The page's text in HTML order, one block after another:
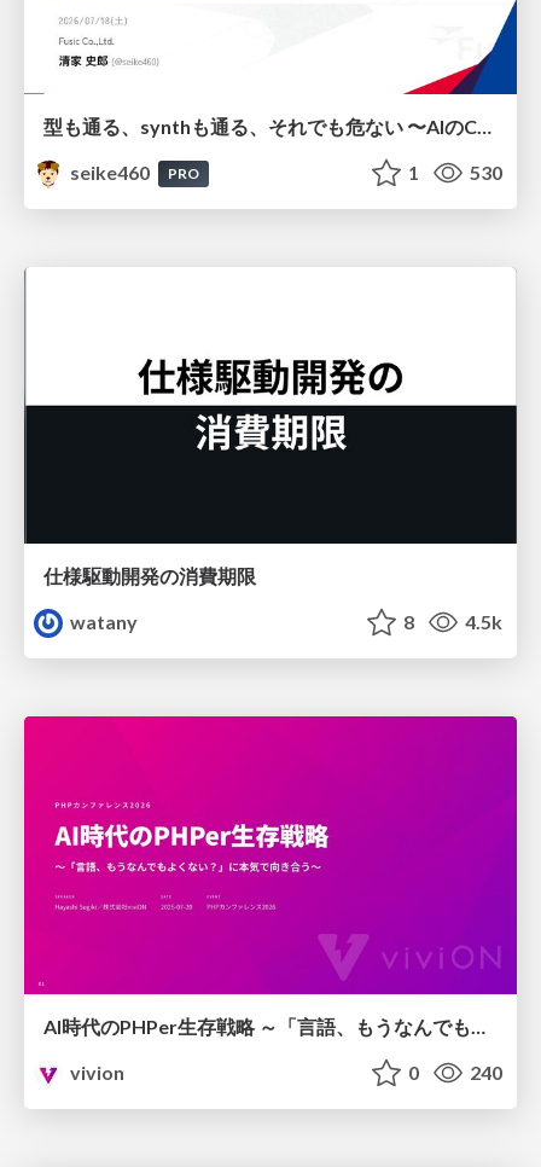
型も通る、synthも通る、それでも危ない 〜AIのCDKの権限とコストを機械で検証する〜 / It Passes Type Checks, It Passes Synth Checks, but It’s Still Risky — Automatically Verifying Permissions and Costs in AI’s CDK —
seike460
PRO 1 530
仕様駆動開発の消費期限
watany
8 4.5k
vivion
0 240